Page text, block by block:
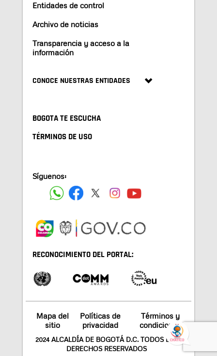
Entidades de control
Archivo de noticias
Transparencia y acceso a la
información
CONOCE NUESTRAS ENTIDADES
BOGOTA TE ESCUCHA
TÉRMINOS DE USO
Síguenos:
RECONOCIMIENTO DEL PORTAL:
Mapa del
sitio
Políticas de
privacidad
Términos y
condiciones
2024 ALCALDÍA DE BOGOTÁ D.C. TODOS LOS
DERECHOS RESERVADOS